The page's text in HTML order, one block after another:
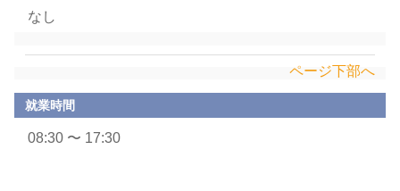
なし
ページ下部へ
就業時間
08:30 〜 17:30